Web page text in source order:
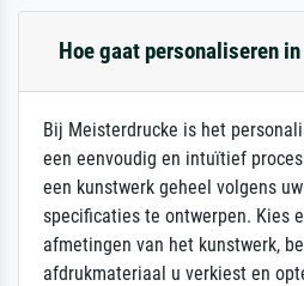
Hoe gaat personaliseren
Bij Meisterdrucke is het
een eenvoudig en intuïtief
een kunstwerk geheel volgens
specificaties te ontwerpen. Kies
afmetingen van het kunstwerk,
afdrukmateriaal u verkiest en